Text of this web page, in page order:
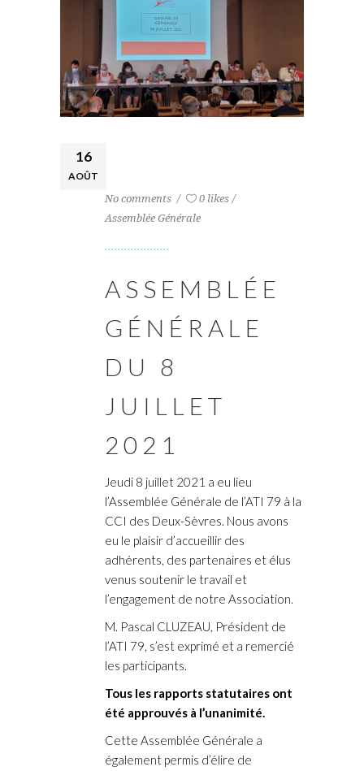
16
AOÛT
No comments
0 likes
Assemblée Générale
ASSEMBLÉE
GÉNÉRALE
DU 8
JUILLET
2021
Jeudi 8 juillet 2021 a eu lieu
l’Assemblée Générale de l’ATI 79 à la
CCI des Deux-Sèvres. Nous avons
eu le plaisir d’accueillir des
adhérents, des partenaires et élus
venus soutenir le travail et
l’engagement de notre Association.
M. Pascal CLUZEAU, Président de
l’ATI 79, s’est exprimé et a remercié
les participants.
Tous les rapports statutaires ont
été approuvés à l’unanimité.
Cette Assemblée Générale a
également permis d’élire de